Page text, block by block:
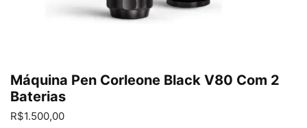
Máquina Pen Corleone Black V80 Com 2
Baterias
R$1.500,00